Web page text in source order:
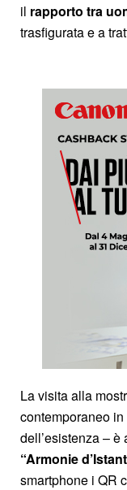
il rapporto tra
trasfigurata e a
La visita alla
contemporaneo
dell’esistenza –
“Armonie
smartphone i QR